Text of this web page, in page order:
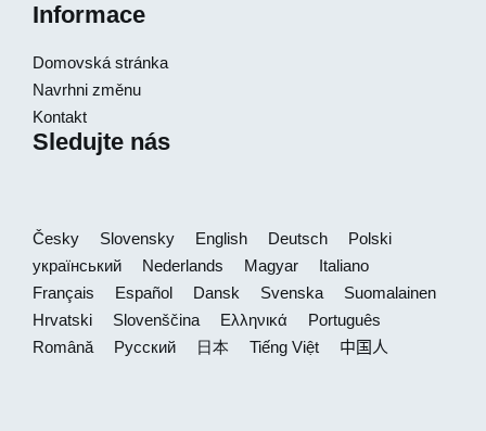
Informace
Domovská stránka
Navrhni změnu
Kontakt
Sledujte nás
Česky Slovensky English Deutsch
Polski
український
Nederlands Magyar
Italiano
Français
Español Dansk Svenska
Suomalainen
Hrvatski
Slovenščina Ελληνικά
Português
Română
Русский 日本 Tiếng Việt 中国人